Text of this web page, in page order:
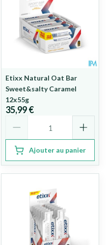
Etixx Natural Oat Bar
Sweet&salty Caramel
12x55g
35,99 €
Ajouter au panier